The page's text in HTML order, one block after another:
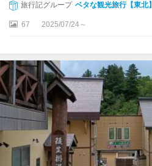
旅行記グループ ベタな観光旅行【東北】
67 2025/07/24～